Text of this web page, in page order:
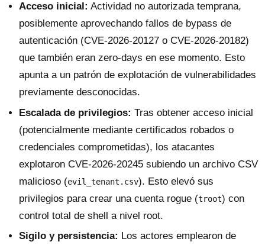
Acceso inicial: Actividad no autorizada temprana,
posiblemente aprovechando fallos de bypass de
autenticación (CVE-2026-20127 o CVE-2026-20182)
que también eran zero-days en ese momento. Esto
apunta a un patrón de explotación de vulnerabilidades
previamente desconocidas.
Escalada de privilegios: Tras obtener acceso inicial
(potencialmente mediante certificados robados o
credenciales comprometidas), los atacantes
explotaron CVE-2026-20245 subiendo un archivo CSV
malicioso (evil_tenant.csv). Esto elevó sus
privilegios para crear una cuenta rogue (troot) con
control total de shell a nivel root.
Sigilo y persistencia: Los actores emplearon de